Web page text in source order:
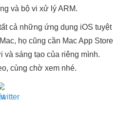
và bộ vi xử lý ARM.
cả những ứng dụng iOS tuyệt
họ cũng cần Mac App Store
sáng tạo của riêng mình.
cùng chờ xem nhé.